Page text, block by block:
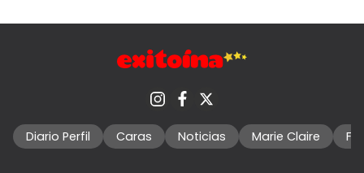
Diario Perfil Caras Noticias Marie Claire